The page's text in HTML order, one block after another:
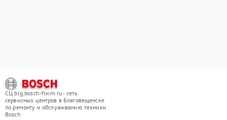
СЦ blg.bosch-fixim.ru - сеть
сервисных центров в Благовещенске
по ремонту и обслуживанию техники
Bosch